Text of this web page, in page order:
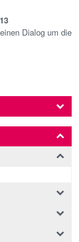
Dialog um die